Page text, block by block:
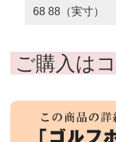
68 88（実寸）
ご購入は